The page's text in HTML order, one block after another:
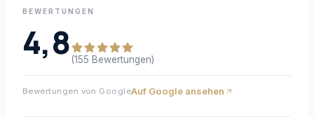
BEWERTUNGEN
4,8 (155 Bewertungen)
Bewertungen von GoogleAuf Google ansehen